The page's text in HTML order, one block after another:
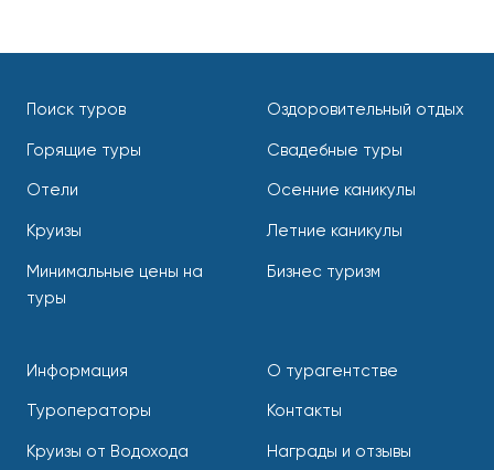
Поиск туров
Горящие туры
Отели
Круизы
Минимальные цены на
туры
Оздоровительный отдых
Свадебные туры
Осенние каникулы
Летние каникулы
Бизнес туризм
Информация
Туроператоры
Круизы от Водохода
О турагентстве
Контакты
Награды и отзывы